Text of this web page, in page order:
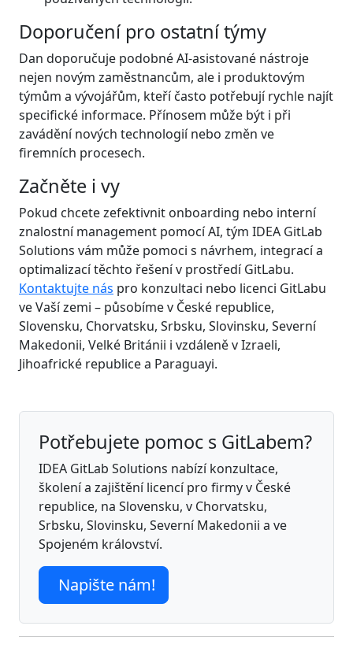
Doporučení pro ostatní týmy
Dan doporučuje podobné AI-asistované nástroje
nejen novým zaměstnancům, ale i produktovým
týmům a vývojářům, kteří často potřebují rychle najít
specifické informace. Přínosem může být i při
zavádění nových technologií nebo změn ve
firemních procesech.
Začněte i vy
Pokud chcete zefektivnit onboarding nebo interní
znalostní management pomocí AI, tým IDEA GitLab
Solutions vám může pomoci s návrhem, integrací a
optimalizací těchto řešení v prostředí GitLabu.
Kontaktujte nás pro konzultaci nebo licenci GitLabu
ve Vaší zemi – působíme v České republice,
Slovensku, Chorvatsku, Srbsku, Slovinsku, Severní
Makedonii, Velké Británii i vzdáleně v Izraeli,
Jihoafrické republice a Paraguayi.
Potřebujete pomoc s GitLabem?
IDEA GitLab Solutions nabízí konzultace,
školení a zajištění licencí pro firmy v České
republice, na Slovensku, v Chorvatsku,
Srbsku, Slovinsku, Severní Makedonii a ve
Spojeném království.
Napište nám!